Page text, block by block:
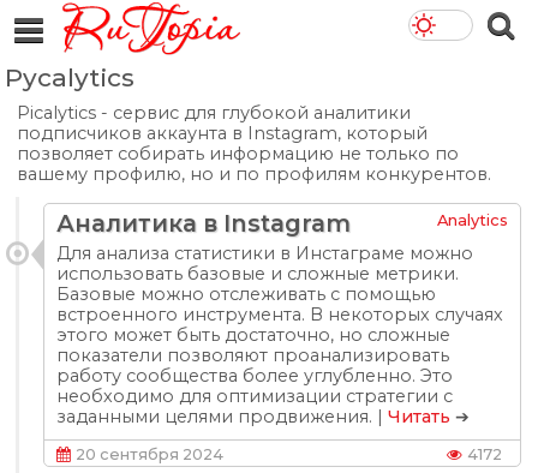
Pycalytics
Picalytics - сервис для глубокой аналитики
подписчиков аккаунта в Instagram, который
позволяет собирать информацию не только по
вашему профилю, но и по профилям конкурентов.
Analytics
Аналитика в Instagram
Для анализа статистики в Инстаграме можно
использовать базовые и сложные метрики.
Базовые можно отслеживать с помощью
встроенного инструмента. В некоторых случаях
этого может быть достаточно, но сложные
показатели позволяют проанализировать
работу сообщества более углубленно. Это
необходимо для оптимизации стратегии с
заданными целями продвижения. |Читать ➔
20 сентября 2024 4172